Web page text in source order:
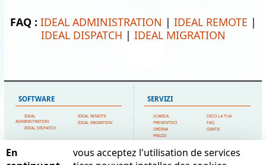
FAQ : IDEAL ADMINISTRATION | IDEAL REMOTE |
IDEAL DISPATCH | IDEAL MIGRATION
SOFTWARE
IDEAL
ADMINISTRATION
IDEAL DISPATCH
IDEAL REMOTE
IDEAL MIGRATION
SERVIZI
SCARICA
PREVENTIVO
ORDINA
PREZZI
DICCI LA TUA
FAQ
GRATIS
POINTDEV
En
vous acceptez l'utilisation de services